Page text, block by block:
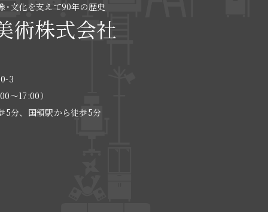
･文化を支えて90年の歴史
術株式会社
3
〜17:00）
分、国領駅から徒歩5分